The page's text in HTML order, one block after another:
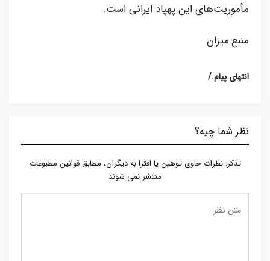
مأموریت‌های این پهپاد ایرانی است.
منبع:میزان
/.انتهای پیام
نظر شما چیه؟
تذكر: نظرات حاوی توهين يا افترا به ديگران، مطابق قوانين مطبوعات
منتشر نمی شوند